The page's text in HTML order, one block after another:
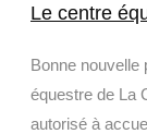
Le centre
Bonne nouvelle
équestre de La
autorisé à